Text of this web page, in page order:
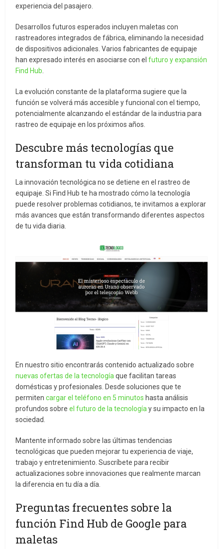
experiencia del pasajero.
Desarrollos futuros esperados incluyen maletas con
rastreadores integrados de fábrica, eliminando la necesidad
de dispositivos adicionales. Varios fabricantes de equipaje
han expresado interés en asociarse con elfuturo y expansión
Find Hub
La evolución constante de la plataforma sugiere que la
función se volverá más accesible y funcional con el tiempo,
potencialmente alcanzando el estándar de la industria para
rastreo de equipaje en los próximos años.
Descubre más tecnologías que
transforman tu vida cotidiana
La innovación tecnológica no se detiene en el rastreo de
equipaje. Si Find Hub te ha mostrado cómo la tecnología
puede resolver problemas cotidianos, te invitamos a explorar
más avances que están transformando diferentes aspectos
de tu vida diaria.
En nuestro sitio encontrarás contenido actualizado sobre
nuevas ofertas de la tecnología que facilitan tareas
domésticas y profesionales. Desde soluciones que te
permitencargar el teléfono en 5 minutos hasta análisis
profundos sobreel futuro de la tecnología y su impacto en la
sociedad.
Mantente informado sobre las últimas tendencias
tecnológicas que pueden mejorar tu experiencia de viaje,
trabajo y entretenimiento. Suscríbete para recibir
actualizaciones sobre innovaciones que realmente marcan
la diferencia en tu día a día.
Preguntas frecuentes sobre la
función Find Hub de Google para
maletas